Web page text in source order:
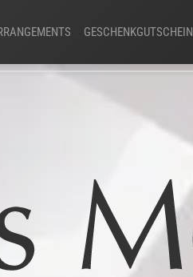
GESCHENKGUTSCHEIN